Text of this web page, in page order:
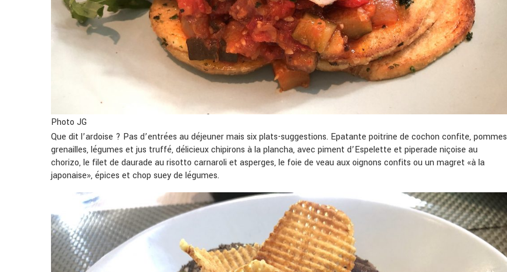
Photo JG
Que dit l’ardoise ? Pas d’entrées au déjeuner mais six plats-suggestions. Epatante poitrine de cochon confite, pommes
grenailles, légumes et jus truffé, délicieux chipirons à la plancha, avec piment d’Espelette et piperade niçoise au
chorizo, le filet de daurade au risotto carnaroli et asperges, le foie de veau aux oignons confits ou un magret «à la
japonaise», épices et chop suey de légumes.